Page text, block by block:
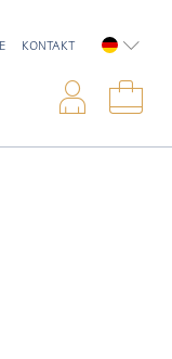
KONTAKT